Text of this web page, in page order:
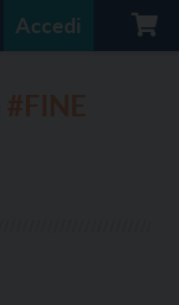
Accedi